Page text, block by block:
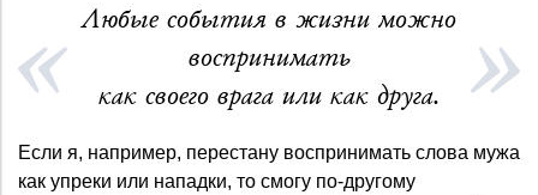
Любые события в жизни можно
воспринимать
как своего врага или как друга.
Если я, например, перестану воспринимать слова мужа
как упреки или нападки, то смогу по-другому